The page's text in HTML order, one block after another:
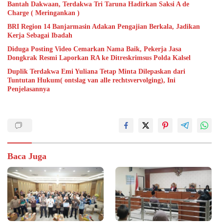
Bantah Dakwaan, Terdakwa Tri Taruna Hadirkan Saksi A de
Charge ( Meringankan )
BRI Region 14 Banjarmasin Adakan Pengajian Berkala, Jadikan
Kerja Sebagai Ibadah
Diduga Posting Video Cemarkan Nama Baik, Pekerja Jasa
Dongkrak Resmi Laporkan RA ke Ditreskrimsus Polda Kalsel
Duplik Terdakwa Emi Yuliana Tetap Minta Dilepaskan dari
Tuntutan Hukum( ontslag van alle rechtsvervolging), Ini
Penjelasannya
Baca Juga